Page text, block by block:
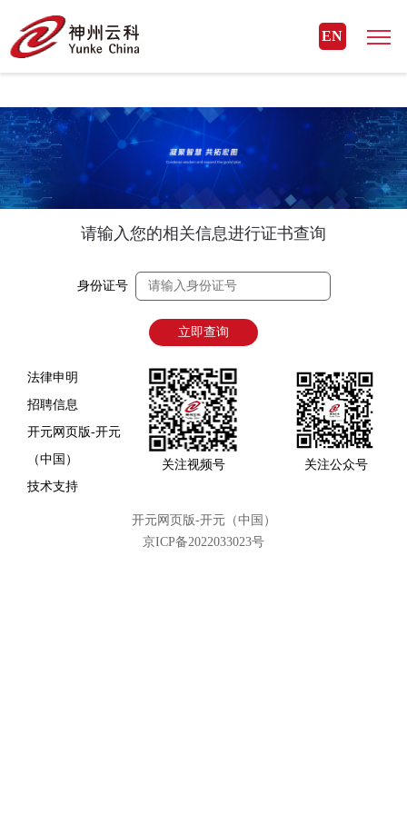
开元网页版
EN
请输入您的相关信息进行证书查询
身份证号
立即查询
法律申明
招聘信息
开元网页版-开元
（中国）
技术支持
关注视频号 关注公众号
开元网页版-开元（中国）
京ICP备2022033023号